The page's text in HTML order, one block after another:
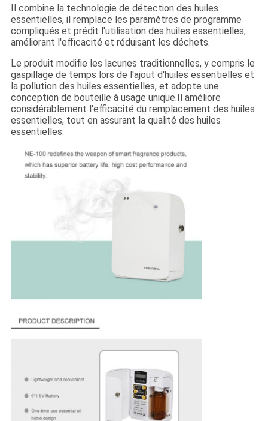
Il combine la technologie de détection des huiles
essentielles, il remplace les paramètres de programme
compliqués et prédit l'utilisation des huiles essentielles,
améliorant l'efficacité et réduisant les déchets.
Le produit modifie les lacunes traditionnelles, y compris le
gaspillage de temps lors de l'ajout d'huiles essentielles et
la pollution des huiles essentielles, et adopte une
conception de bouteille à usage unique.Il améliore
considérablement l'efficacité du remplacement des huiles
essentielles, tout en assurant la qualité des huiles
essentielles.